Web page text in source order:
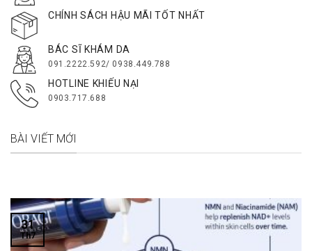
CHÍNH SÁCH HẬU MÃI TỐT NHẤT
BÁC SĨ KHÁM DA
091.2222.592/ 0938.449.788
HOTLINE KHIẾU NẠI
0903.717.688
BÀI VIẾT MỚI
31
Th7